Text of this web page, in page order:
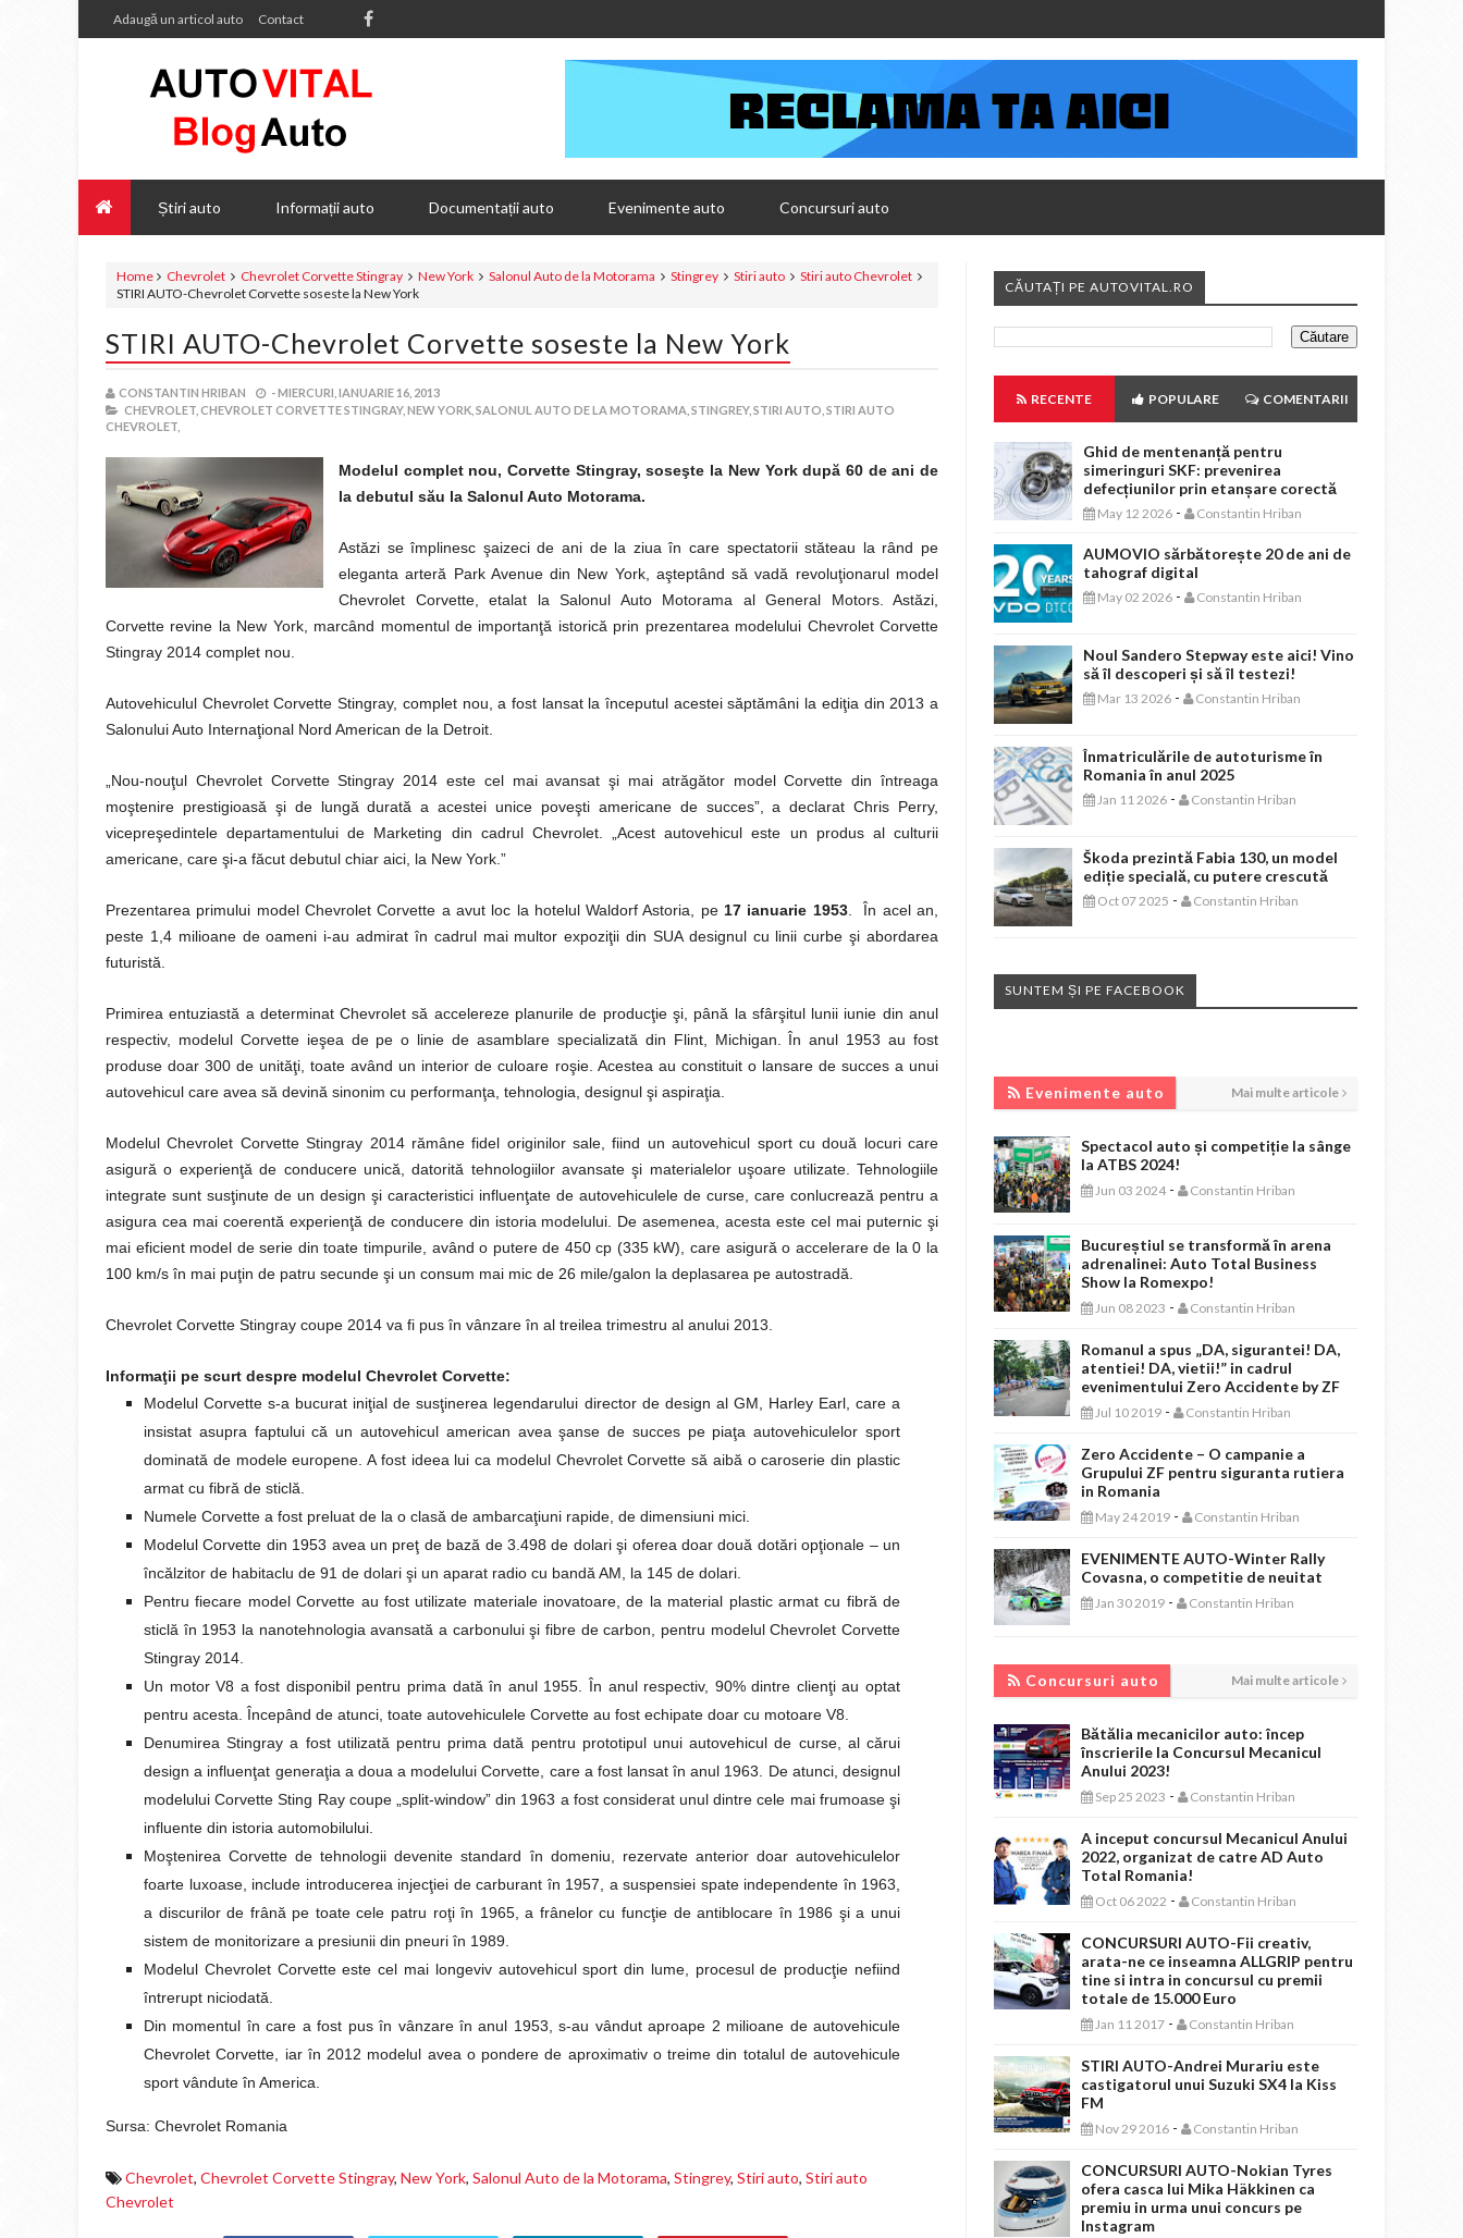
Adaugă un articol auto Contact
Știri auto Informații auto Documentații auto Evenimente auto Concursuri auto
Home Chevrolet Chevrolet Corvette Stingray New York Salonul Auto de la Motorama Stingrey Stiri auto
Stiri auto Chevrolet
STIRI AUTO-Chevrolet Corvette soseste la New York
STIRI AUTO-Chevrolet Corvette soseste la New York
CONSTANTIN HRIBAN -MIERCURI, IANUARIE 16, 2013
CHEVROLET, CHEVROLET CORVETTE STINGRAY, NEW YORK, SALONUL AUTO DE LA MOTORAMA, STINGREY, STIRI AUTO, STIRI AUTO
CHEVROLET,
Modelul complet nou, Corvette Stingray, soseşte la New York după 60 de ani de
la debutul său la Salonul Auto Motorama.
Astăzi se împlinesc şaizeci de ani de la ziua în care spectatorii stăteau la rând pe
eleganta arteră Park Avenue din New York, aşteptând să vadă revoluţionarul model
Chevrolet Corvette, etalat la Salonul Auto Motorama al General Motors. Astăzi,
Corvette revine la New York, marcând momentul de importanţă istorică prin prezentarea modelului Chevrolet Corvette
Stingray 2014 complet nou.
Autovehiculul Chevrolet Corvette Stingray, complet nou, a fost lansat la începutul acestei săptămâni la ediţia din 2013 a
Salonului Auto Internaţional Nord American de la Detroit.
„Nou-nouţul Chevrolet Corvette Stingray 2014 este cel mai avansat şi mai atrăgător model Corvette din întreaga
moştenire prestigioasă şi de lungă durată a acestei unice poveşti americane de succes”, a declarat Chris Perry,
vicepreşedintele departamentului de Marketing din cadrul Chevrolet. „Acest autovehicul este un produs al culturii
americane, care şi-a făcut debutul chiar aici, la New York.”
Prezentarea primului model Chevrolet Corvette a avut loc la hotelul Waldorf Astoria, pe 17 ianuarie 1953. În acel an,
peste 1,4 milioane de oameni i-au admirat în cadrul mai multor expoziţii din SUA designul cu linii curbe şi abordarea
futuristă.
Primirea entuziastă a determinat Chevrolet să accelereze planurile de producţie şi, până la sfârşitul lunii iunie din anul
respectiv, modelul Corvette ieşea de pe o linie de asamblare specializată din Flint, Michigan. În anul 1953 au fost
produse doar 300 de unităţi, toate având un interior de culoare roşie. Acestea au constituit o lansare de succes a unui
autovehicul care avea să devină sinonim cu performanţa, tehnologia, designul şi aspiraţia.
Modelul Chevrolet Corvette Stingray 2014 rămâne fidel originilor sale, fiind un autovehicul sport cu două locuri care
asigură o experienţă de conducere unică, datorită tehnologiilor avansate şi materialelor uşoare utilizate. Tehnologiile
integrate sunt susţinute de un design şi caracteristici influenţate de autovehiculele de curse, care conlucrează pentru a
asigura cea mai coerentă experienţă de conducere din istoria modelului. De asemenea, acesta este cel mai puternic şi
mai eficient model de serie din toate timpurile, având o putere de 450 cp (335 kW), care asigură o accelerare de la 0 la
100 km/s în mai puţin de patru secunde şi un consum mai mic de 26 mile/galon la deplasarea pe autostradă.
Chevrolet Corvette Stingray coupe 2014 va fi pus în vânzare în al treilea trimestru al anului 2013.
Informaţii pe scurt despre modelul Chevrolet Corvette:
Modelul Corvette s-a bucurat iniţial de susţinerea legendarului director de design al GM, Harley Earl, care a
insistat asupra faptului că un autovehicul american avea şanse de succes pe piaţa autovehiculelor sport
dominată de modele europene. A fost ideea lui ca modelul Chevrolet Corvette să aibă o caroserie din plastic
armat cu fibră de sticlă.
Numele Corvette a fost preluat de la o clasă de ambarcaţiuni rapide, de dimensiuni mici.
Modelul Corvette din 1953 avea un preţ de bază de 3.498 de dolari şi oferea doar două dotări opţionale – un
încălzitor de habitaclu de 91 de dolari şi un aparat radio cu bandă AM, la 145 de dolari.
Pentru fiecare model Corvette au fost utilizate materiale inovatoare, de la material plastic armat cu fibră de
sticlă în 1953 la nanotehnologia avansată a carbonului şi fibre de carbon, pentru modelul Chevrolet Corvette
Stingray 2014.
Un motor V8 a fost disponibil pentru prima dată în anul 1955. În anul respectiv, 90% dintre clienţi au optat
pentru acesta. Începând de atunci, toate autovehiculele Corvette au fost echipate doar cu motoare V8.
Denumirea Stingray a fost utilizată pentru prima dată pentru prototipul unui autovehicul de curse, al cărui
design a influenţat generaţia a doua a modelului Corvette, care a fost lansat în anul 1963. De atunci, designul
modelului Corvette Sting Ray coupe „split-window” din 1963 a fost considerat unul dintre cele mai frumoase şi
influente din istoria automobilului.
Moştenirea Corvette de tehnologii devenite standard în domeniu, rezervate anterior doar autovehiculelor
foarte luxoase, include introducerea injecţiei de carburant în 1957, a suspensiei spate independente în 1963,
a discurilor de frână pe toate cele patru roţi în 1965, a frânelor cu funcţie de antiblocare în 1986 şi a unui
sistem de monitorizare a presiunii din pneuri în 1989.
Modelul Chevrolet Corvette este cel mai longeviv autovehicul sport din lume, procesul de producţie nefiind
întrerupt niciodată.
Din momentul în care a fost pus în vânzare în anul 1953, s-au vândut aproape 2 milioane de autovehicule
Chevrolet Corvette, iar în 2012 modelul avea o pondere de aproximativ o treime din totalul de autovehicule
sport vândute în America.
Sursa: Chevrolet Romania
Chevrolet, Chevrolet Corvette Stingray, New York, Salonul Auto de la Motorama, Stingrey, Stiri auto, Stiri auto
Chevrolet
CĂUTAȚI PE AUTOVITAL.RO
RECENTE POPULARE COMENTARII
Ghid de mentenanță pentru
simeringuri SKF: prevenirea
defecțiunilor prin etanșare corectă
May 12 2026 - Constantin Hriban
AUMOVIO sărbătorește 20 de ani de
tahograf digital
May 02 2026 - Constantin Hriban
Noul Sandero Stepway este aici! Vino
să îl descoperi și să îl testezi!
Mar 13 2026 - Constantin Hriban
Înmatriculările de autoturisme în
Romania în anul 2025
Jan 11 2026 - Constantin Hriban
Škoda prezintă Fabia 130, un model
ediție specială, cu putere crescută
Oct 07 2025 - Constantin Hriban
SUNTEM ȘI PE FACEBOOK
Evenimente auto Mai multe articole
Spectacol auto și competiție la sânge
la ATBS 2024!
Jun 03 2024 - Constantin Hriban
Bucureștiul se transformă în arena
adrenalinei: Auto Total Business
Show la Romexpo!
Jun 08 2023 - Constantin Hriban
Romanul a spus „DA, sigurantei! DA,
atentiei! DA, vietii!” in cadrul
evenimentului Zero Accidente by ZF
Jul 10 2019 - Constantin Hriban
Zero Accidente – O campanie a
Grupului ZF pentru siguranta rutiera
in Romania
May 24 2019 - Constantin Hriban
EVENIMENTE AUTO-Winter Rally
Covasna, o competitie de neuitat
Jan 30 2019 - Constantin Hriban
Concursuri auto Mai multe articole
Bătălia mecanicilor auto: încep
înscrierile la Concursul Mecanicul
Anului 2023!
Sep 25 2023 - Constantin Hriban
A inceput concursul Mecanicul Anului
2022, organizat de catre AD Auto
Total Romania!
Oct 06 2022 - Constantin Hriban
CONCURSURI AUTO-Fii creativ,
arata-ne ce inseamna ALLGRIP pentru
tine si intra in concursul cu premii
totale de 15.000 Euro
Jan 11 2017 - Constantin Hriban
STIRI AUTO-Andrei Murariu este
castigatorul unui Suzuki SX4 la Kiss
FM
Nov 29 2016 - Constantin Hriban
CONCURSURI AUTO-Nokian Tyres
ofera casca lui Mika Häkkinen ca
premiu in urma unui concurs pe
Instagram